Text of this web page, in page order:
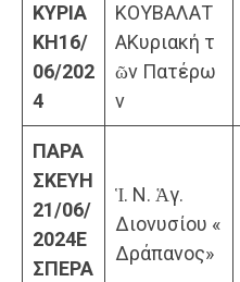
ΚΥΡΙΑ
ΚΗ16/
06/202
4
ΚΟΥΒΑΛΑΤ
ΑΚυριακή τ
ῶν Πατέρω
ν
ΠΑΡΑ
ΣΚΕΥΗ
21/06/
2024Ε
ΣΠΕΡΑ
Ἱ. Ν. Ἁγ.
Διονυσίου «
Δράπανος»